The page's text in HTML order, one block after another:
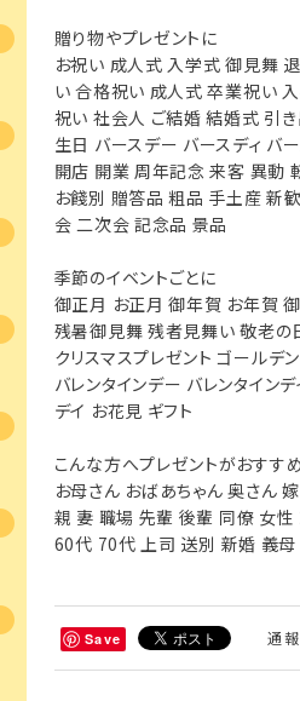
贈り物やプレゼントに
お祝い 成人式 入学式 御見舞
い 合格祝い 成人式 卒業祝い
祝い 社会人 ご結婚 結婚式 引
生日 バースデー バースディ バ
開店 開業 周年記念 来客 異動
お餞別 贈答品 粗品 手土産 新
会 二次会 記念品 景品
季節のイベントごとに
御正月 お正月 御年賀 お年賀
残暑御見舞 残者見舞い 敬老の
クリスマスプレゼント ゴールデ
バレンタインデー バレンタイン
デイ お花見 ギフト
こんな方へプレゼントがおすすめ
お母さん おばあちゃん 奥さん
親 妻 職場 先輩 後輩 同僚 女
60代 70代 上司 送別 新婚 義
Save 通